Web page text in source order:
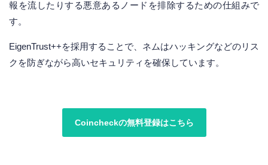
報を流したりする悪意あるノードを排除するための仕組みで
す。
EigenTrust++を採用することで、ネムはハッキングなどのリス
クを防ぎながら高いセキュリティを確保しています。
Coincheckの無料登録はこちら